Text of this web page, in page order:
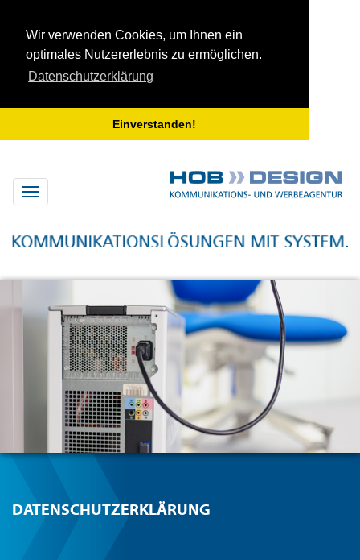
Wir verwenden Cookies, um Ihnen ein
optimales Nutzererlebnis zu ermöglichen.
Datenschutzerklärung
Einverstanden!
Menü
anzeigen
DATENSCHUTZERKLÄRUNG